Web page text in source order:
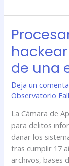
de una
Deja un
Observatorio
La Cámara de
para delitos
dañar los
tras cumplir 17
archivos, bases
Procesan
ex
empleado
hackear
con
virus
sistemas
de
una
empresa